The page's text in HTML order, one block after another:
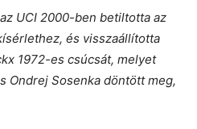
UCI 2000-ben betiltotta az
és visszaállította
1972-es csúcsát, melyet
Ondrej Sosenka döntött meg,